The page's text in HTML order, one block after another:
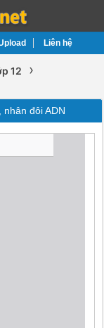
Liên hệ
12 ›
đôi ADN